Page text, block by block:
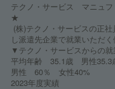
テクノ・サービス マニュ
★
(株)テクノ・サービスの正
し派遣先企業で就業いただ
▼テクノ・サービスからの就
平均年齢 35.1歳 男性35.3
男性 60％ 女性40%
2023年度実績